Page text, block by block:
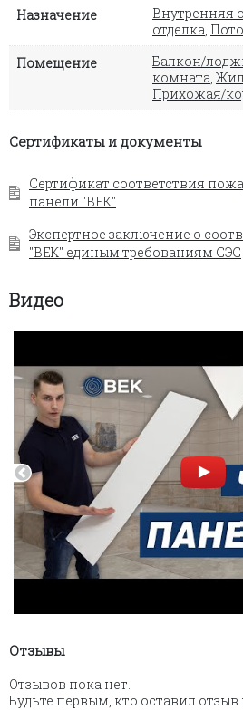
Назначение Внутренняя
отделка,
Помещение
Балкон/
комната,
Прихожая/
Сертификаты и документы
Сертификат соответствия
панели "ВЕК"
Экспертное заключение о
"ВЕК" единым требованиям СЭС
Видео
Отзывы
Отзывов пока нет.
Будьте первым, кто оставил